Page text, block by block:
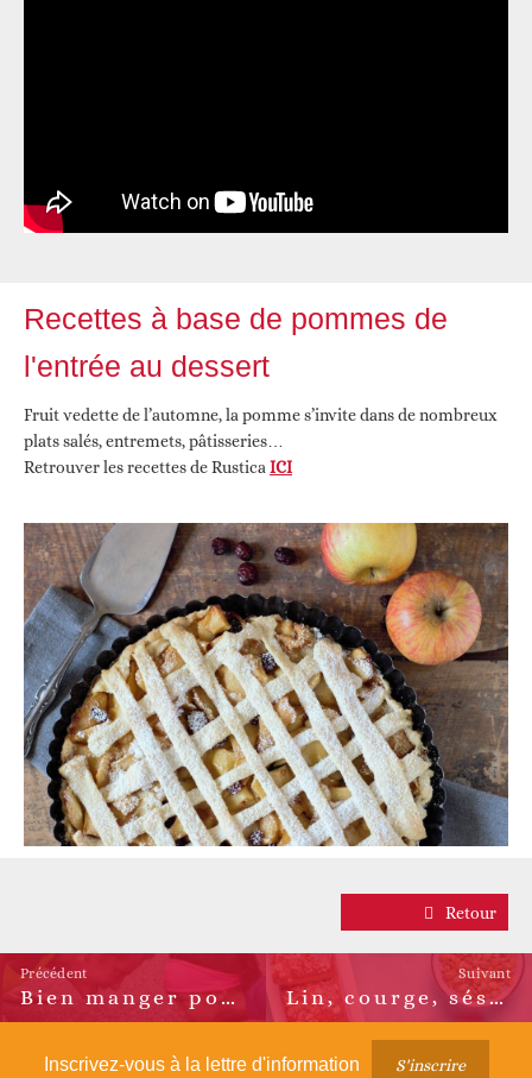
Recettes à base de pommes de
l'entrée au dessert
Fruit vedette de l’automne, la pomme s’invite dans de nombreux
plats salés, entremets, pâtisseries…
Retrouver les recettes de Rustica ICI
Retour
Précédent
Article
précédent :
Bien manger pour bien bouger
Suivant
Article
suivant :
Lin, courge, sésame, chia… Mangeons des graines!
Inscrivez-vous à la lettre d'information S'inscrire